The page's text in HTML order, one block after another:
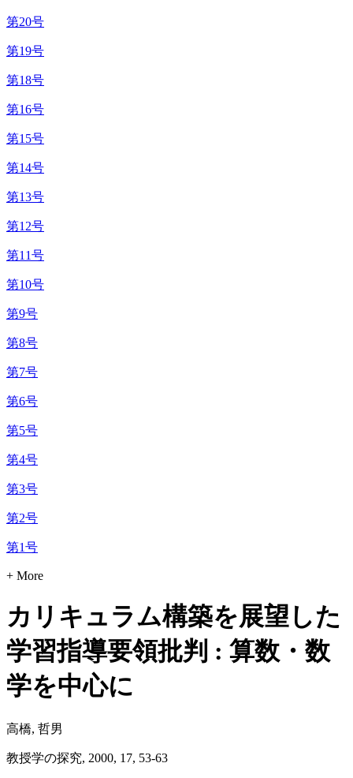
第20号
第19号
第18号
第16号
第15号
第14号
第13号
第12号
第11号
第10号
第9号
第8号
第7号
第6号
第5号
第4号
第3号
第2号
第1号
+ More
カリキュラム構築を展望した
学習指導要領批判 : 算数・数
学を中心に
高橋, 哲男
教授学の探究, 2000, 17, 53-63